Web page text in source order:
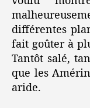
différentes
fait goûter à
Tantôt salé,
que les
aride.